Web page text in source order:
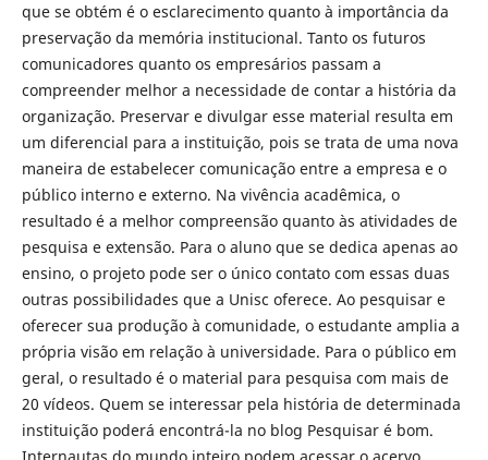
que se obtém é o esclarecimento quanto à importância da
preservação da memória institucional. Tanto os futuros
comunicadores quanto os empresários passam a
compreender melhor a necessidade de contar a história da
organização. Preservar e divulgar esse material resulta em
um diferencial para a instituição, pois se trata de uma nova
maneira de estabelecer comunicação entre a empresa e o
público interno e externo. Na vivência acadêmica, o
resultado é a melhor compreensão quanto às atividades de
pesquisa e extensão. Para o aluno que se dedica apenas ao
ensino, o projeto pode ser o único contato com essas duas
outras possibilidades que a Unisc oferece. Ao pesquisar e
oferecer sua produção à comunidade, o estudante amplia a
própria visão em relação à universidade. Para o público em
geral, o resultado é o material para pesquisa com mais de
20 vídeos. Quem se interessar pela história de determinada
instituição poderá encontrá-la no blog Pesquisar é bom.